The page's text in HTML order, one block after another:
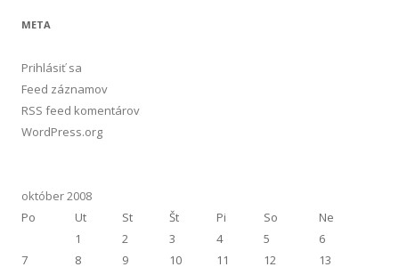
META
Prihlásiť sa
Feed záznamov
RSS feed komentárov
WordPress.org
október 2008
Po
Ut St Št Pi So
Ne
1
2 3 4 5
6
7
8 9 10 11 12
13